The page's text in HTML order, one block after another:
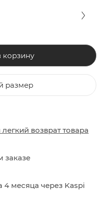
корзину
размер
легкий возврат товара
заказе
4 месяца через Kaspi